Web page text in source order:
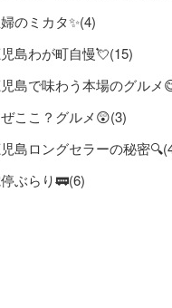
のミカタ✨(4)
島わが町自慢💘(15)
島で味わう本場のグルメ
ここ？グルメ😲(3)
島ロングセラーの秘密
ぶらり🚃(6)